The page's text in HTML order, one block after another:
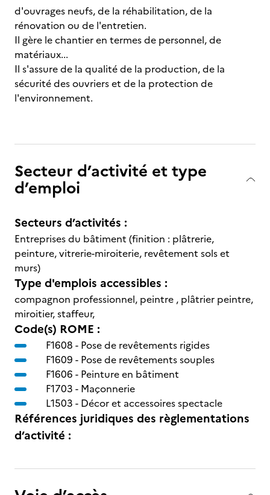
d'ouvrages neufs, de la réhabilitation, de la
rénovation ou de l'entretien.
Il gère le chantier en termes de personnel, de
matériaux...
Il s'assure de la qualité de la production, de la
sécurité des ouvriers et de la protection de
l'environnement.
Secteur d’activité et type
d’emploi
Secteurs d’activités :
Entreprises du bâtiment (finition : plâtrerie,
peinture, vitrerie-miroiterie, revêtement sols et
murs)
Type d'emplois accessibles :
compagnon professionnel, peintre , plâtrier peintre,
miroitier, staffeur,
Code(s) ROME :
F1608 - Pose de revêtements rigides
F1609 - Pose de revêtements souples
F1606 - Peinture en bâtiment
F1703 - Maçonnerie
L1503 - Décor et accessoires spectacle
Références juridiques des règlementations
d’activité :